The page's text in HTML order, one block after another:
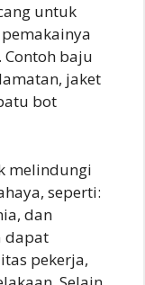
untuk
baju
jaket
bot
melindungi
seperti:
dan
dapat
pekerja,